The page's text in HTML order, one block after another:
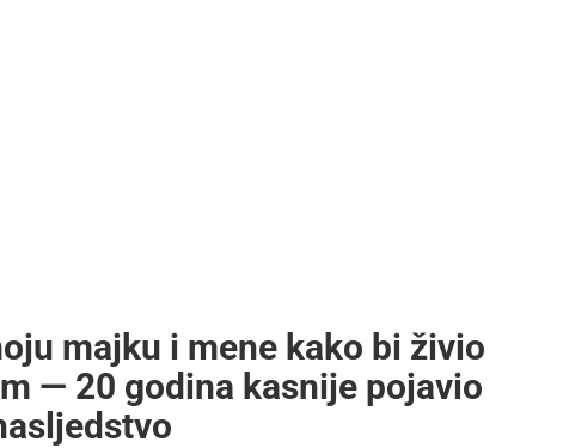
majku i mene kako bi živio
— 20 godina kasnije pojavio